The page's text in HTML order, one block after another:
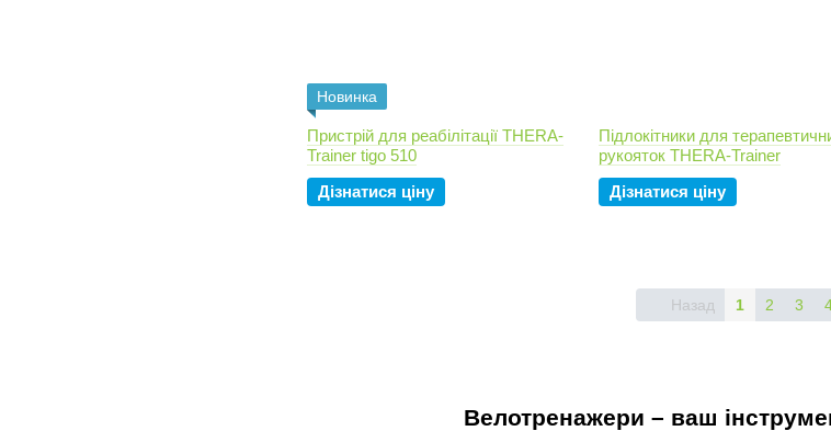
Велотренажери – ваш
Новинка
Пристрій для реабілітації THERA-
Trainer tigo 510
Дізнатися ціну
Підлокітники для
рукояток THERA-Trainer
Дізнатися ціну
Назад 1 2 3